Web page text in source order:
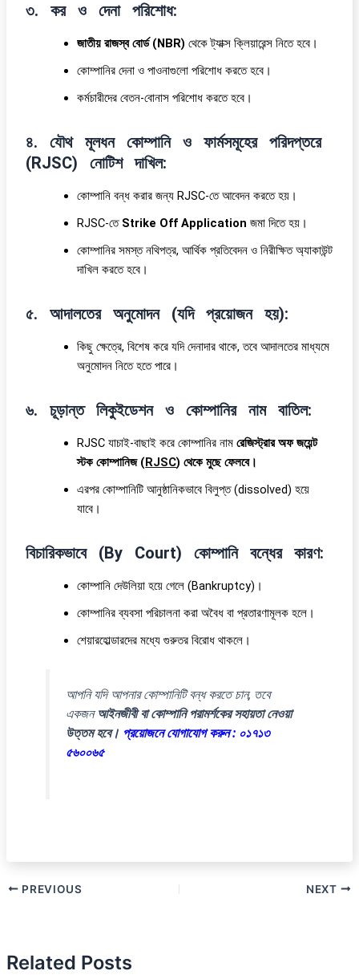
৩. কর ও দেনা পরিশোধ:
জাতীয় রাজস্ব বোর্ড (NBR) থেকে ট্যাক্স ক্লিয়ারেন্স নিতে হবে।
কোম্পানির দেনা ও পাওনাগুলো পরিশোধ করতে হবে।
কর্মচারীদের বেতন-বোনাস পরিশোধ করতে হবে।
৪. যৌথ মূলধন কোম্পানি ও ফার্মসমূহের পরিদপ্তরে
(RJSC) নোটিশ দাখিল:
কোম্পানি বন্ধ করার জন্য RJSC-তে আবেদন করতে হয়।
RJSC-তে Strike Off Application জমা দিতে হয়।
কোম্পানির সমস্ত নথিপত্র, আর্থিক প্রতিবেদন ও নিরীক্ষিত অ্যাকাউন্ট
দাখিল করতে হবে।
৫. আদালতের অনুমোদন (যদি প্রয়োজন হয়):
কিছু ক্ষেত্রে, বিশেষ করে যদি দেনাদার থাকে, তবে আদালতের মাধ্যমে
অনুমোদন নিতে হতে পারে।
৬. চূড়ান্ত লিকুইডেশন ও কোম্পানির নাম বাতিল:
RJSC যাচাই-বাছাই করে কোম্পানির নামরেজিস্ট্রার অফ জয়েন্ট
স্টক কোম্পানিজ (RJSC) থেকে মুছে ফেলবে।
এরপর কোম্পানিটি আনুষ্ঠানিকভাবে বিলুপ্ত (dissolved) হয়ে
যাবে।
বিচারিকভাবে (By Court) কোম্পানি বন্ধের কারণ:
কোম্পানি দেউলিয়া হয়ে গেলে (Bankruptcy)।
কোম্পানির ব্যবসা পরিচালনা করা অবৈধ বা প্রতারণামূলক হলে।
শেয়ারহোল্ডারদের মধ্যে গুরুতর বিরোধ থাকলে।
আপনি যদি আপনার কোম্পানিটি বন্ধ করতে চান, তবে
একজনআইনজীবী বা কোম্পানি পরামর্শকের সহায়তা নেওয়া
উত্তম হবে। প্রয়োজনে যোগাযোগ করুন : ০১৭১৩
৫৬০০৬৫
PREVIOUS NEXT
Related Posts